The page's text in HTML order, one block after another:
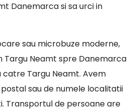
Danemarca si sa urci in
sau microbuze moderne,
Targu Neamt spre Danemarca
Targu Neamt. Avem
sau de numele localitatii
Transportul de persoane are